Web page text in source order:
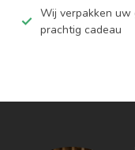
Wij verpakken uw
prachtig cadeau